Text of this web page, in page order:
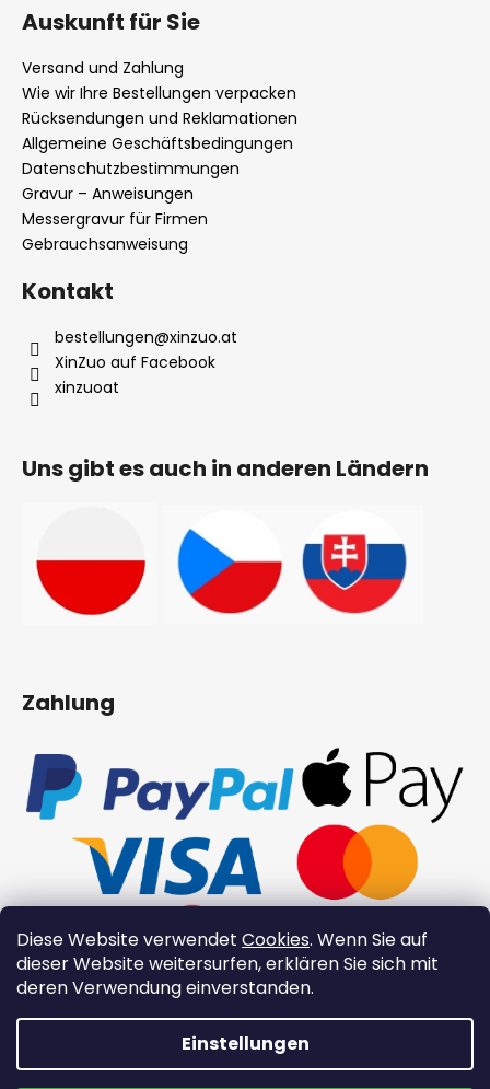
Diese Website verwendet Cookies. Wenn Sie auf
dieser Website weitersurfen, erklären Sie sich mit
deren Verwendung einverstanden.
Einstellungen
Auskunft für Sie
Versand und Zahlung
Wie wir Ihre Bestellungen verpacken
Rücksendungen und Reklamationen
Allgemeine Geschäftsbedingungen
Datenschutzbestimmungen
Gravur – Anweisungen
Messergravur für Firmen
Gebrauchsanweisung
Kontakt
bestellungen@xinzuo.at
XinZuo auf Facebook
xinzuoat
Uns gibt es auch in anderen Ländern
Zahlung
Erstellt von Shoptet